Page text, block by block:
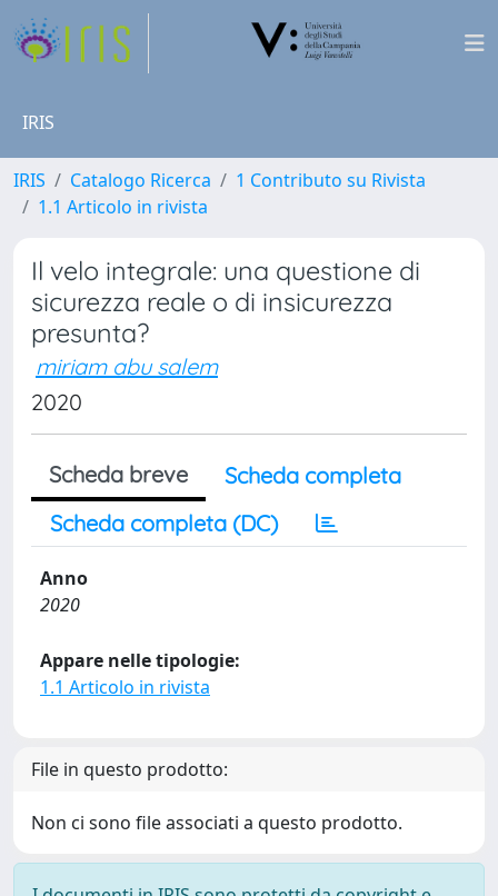
IRIS
IRIS Catalogo Ricerca
1 Contributo su Rivista
1.1 Articolo in rivista
Il velo integrale: una questione di
sicurezza reale o di insicurezza
presunta?
miriam abu salem
2020
Scheda breve
Scheda completa
Scheda completa (DC)
Anno
2020
Appare nelle tipologie:
1.1 Articolo in rivista
File in questo prodotto:
Non ci sono file associati a questo prodotto.